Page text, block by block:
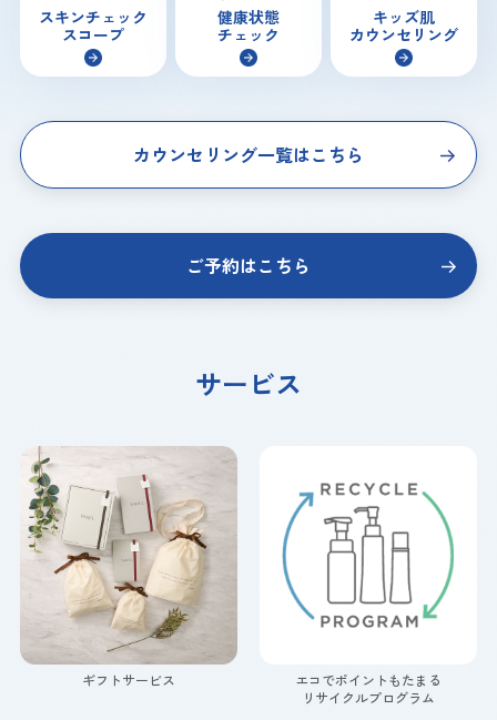
スキンチェック
スコープ
健康状態
チェック
キッズ肌
カウンセリング
カウンセリング一覧はこちら
ご予約はこちら
サービス
ギフトサービス
エコでポイントもたまる
リサイクルプログラム